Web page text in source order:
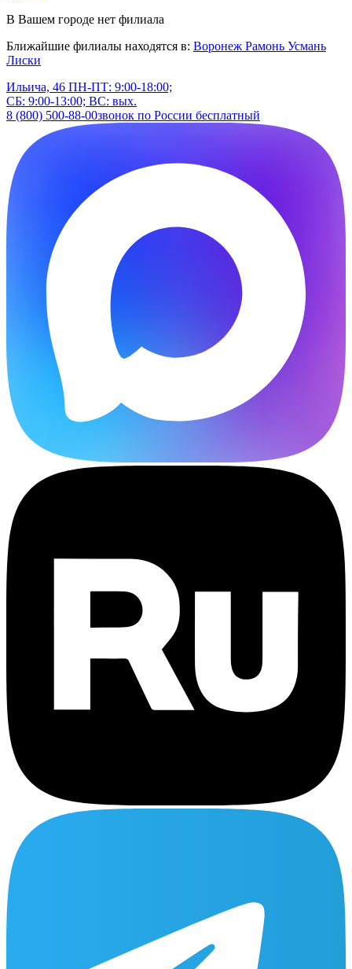
В Вашем городе нет филиала
Ближайшие филиалы находятся в: Воронеж Рамонь Усмань
Лиски
Ильича, 46 ПН-ПТ: 9:00-18:00;
СБ: 9:00-13:00; ВС: вых.
8 (800) 500-88-00звонок по России бесплатный